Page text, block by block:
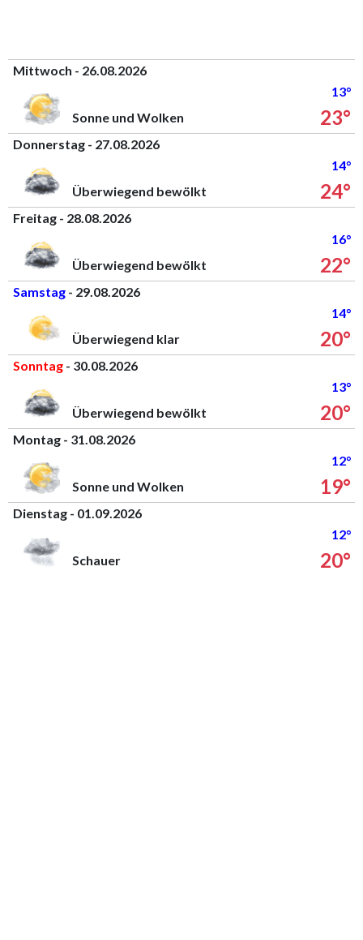
Mittwoch - 26.08.2026
13°
Sonne und Wolken
23°
Donnerstag - 27.08.2026
14°
Überwiegend bewölkt
24°
Freitag - 28.08.2026
16°
Überwiegend bewölkt
22°
Samstag- 29.08.2026
14°
Überwiegend klar
20°
Sonntag- 30.08.2026
13°
Überwiegend bewölkt
20°
Montag - 31.08.2026
12°
Sonne und Wolken
19°
Dienstag - 01.09.2026
12°
Schauer
20°